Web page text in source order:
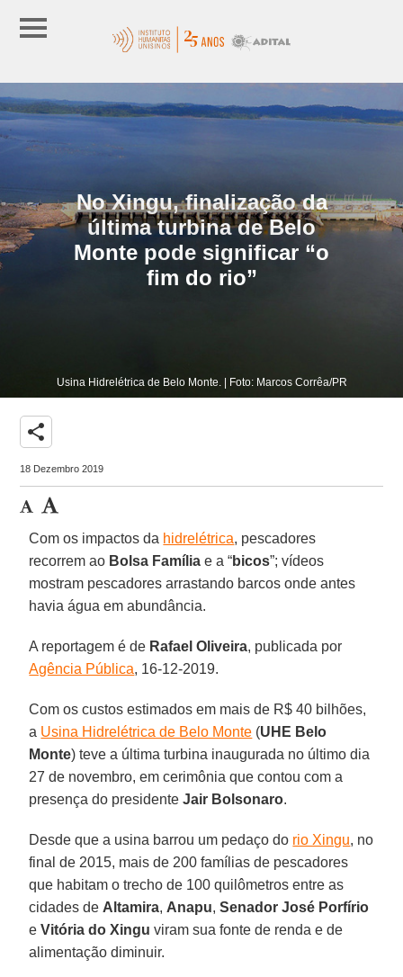
No Xingu, finalização da
última turbina de Belo
Monte pode significar “o
fim do rio”
Usina Hidrelétrica de Belo Monte. | Foto: Marcos Corrêa/PR
share
18 Dezembro 2019
Com os impactos da hidrelétrica, pescadores
recorrem ao Bolsa Família e a “bicos”; vídeos
mostram pescadores arrastando barcos onde antes
havia água em abundância.
A reportagem é de Rafael Oliveira, publicada por
Agência Pública, 16-12-2019.
Com os custos estimados em mais de R$ 40 bilhões,
a Usina Hidrelétrica de Belo Monte (UHE Belo
Monte) teve a última turbina inaugurada no último dia
27 de novembro, em cerimônia que contou com a
presença do presidenteJair Bolsonaro.
Desde que a usina barrou um pedaço do rio Xingu, no
final de 2015, mais de 200 famílias de pescadores
que habitam o trecho de 100 quilômetros entre as
cidades de Altamira, Anapu,Senador José Porfírio
eVitória do Xingu viram sua fonte de renda e de
alimentação diminuir.